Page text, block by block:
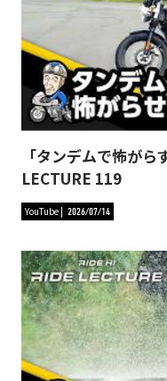
「タンデムで怖が
LECTURE 119
YouTube 2026/07/14